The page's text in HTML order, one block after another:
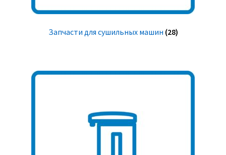
Запчасти для сушильных машин (28)